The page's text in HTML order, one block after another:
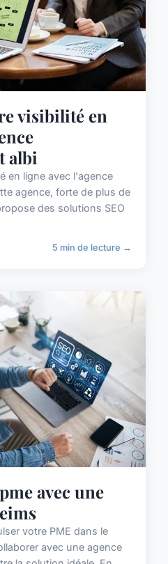
visibilité en
albi
en ligne avec l'agence
agence, forte de plus de
des solutions SEO
5 min de lecture →
avec une
votre PME dans le
avec une agence